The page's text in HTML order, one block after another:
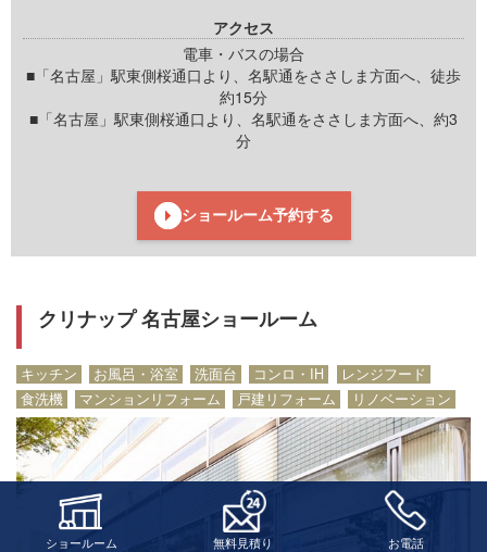
アクセス
電車・バスの場合
■「名古屋」駅東側桜通口より、名駅通をささしま方面へ、徒歩
約15分
■「名古屋」駅東側桜通口より、名駅通をささしま方面へ、約3
分
ショールーム予約する
クリナップ 名古屋ショールーム
キッチン お風呂・浴室 洗面台 コンロ・IH
レンジフード
食洗機
マンションリフォーム 戸建リフォーム リノベーション
ショールーム 無料見積り お電話